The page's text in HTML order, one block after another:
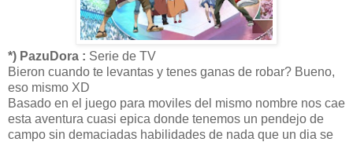
*) PazuDora : Serie de TV
Bieron cuando te levantas y tenes ganas de robar? Bueno,
eso mismo XD
Basado en el juego para moviles del mismo nombre nos cae
esta aventura cuasi epica donde tenemos un pendejo de
campo sin demaciadas habilidades de nada que un dia se